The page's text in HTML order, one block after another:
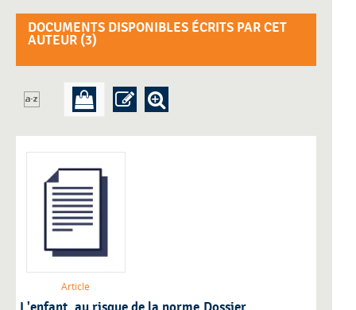
DOCUMENTS DISPONIBLES ÉCRITS PAR CET
AUTEUR (3)
Article